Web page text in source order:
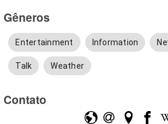
Gêneros
Entertainment Information
Talk Weather
Contato